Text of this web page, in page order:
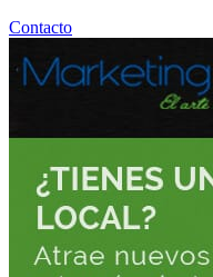
Contacto